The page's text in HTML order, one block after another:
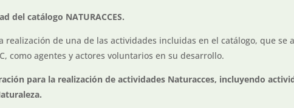
del catálogo NATURACCES.
realización de una de las actividades incluidas en el catálogo, que
como agentes y actores voluntarios en su desarrollo.
para la realización de actividades Naturacces, incluyendo